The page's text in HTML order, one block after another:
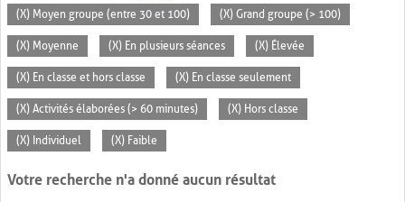
(X) Moyen groupe (entre 30 et 100) (X) Grand groupe (> 100)
(X) Moyenne (X) En plusieurs séances (X) Élevée
(X) En classe et hors classe (X) En classe seulement
(X) Activités élaborées (> 60 minutes) (X) Hors classe
(X) Individuel (X) Faible
Votre recherche n'a donné aucun résultat